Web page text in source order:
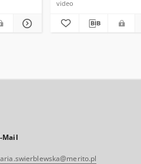
video
Mail